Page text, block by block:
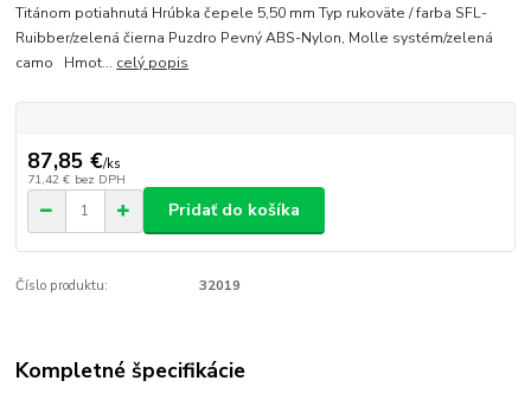
Titánom potiahnutá Hrúbka čepele 5,50 mm Typ rukoväte / farba SFL-
Ruibber/zelená čierna Puzdro Pevný ABS-Nylon, Molle systém/zelená
camo Hmot... celý popis
87,85 €/ks
71,42 € bez DPH
Pridať do košíka
Číslo produktu: 32019
Kompletné špecifikácie